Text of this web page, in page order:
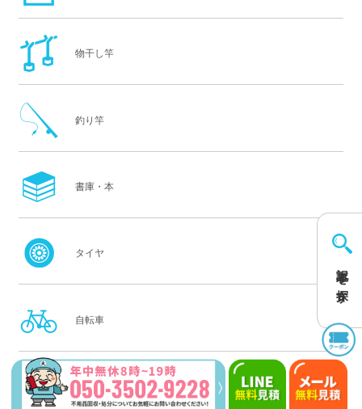
記事を探す
物干し竿
釣り竿
書庫・本
タイヤ
自転車
電動アシスト自転車